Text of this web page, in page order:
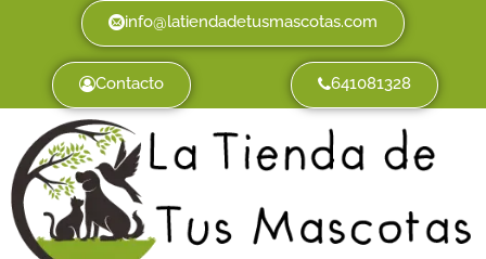
info@latiendadetusmascotas.com
Contacto 641081328